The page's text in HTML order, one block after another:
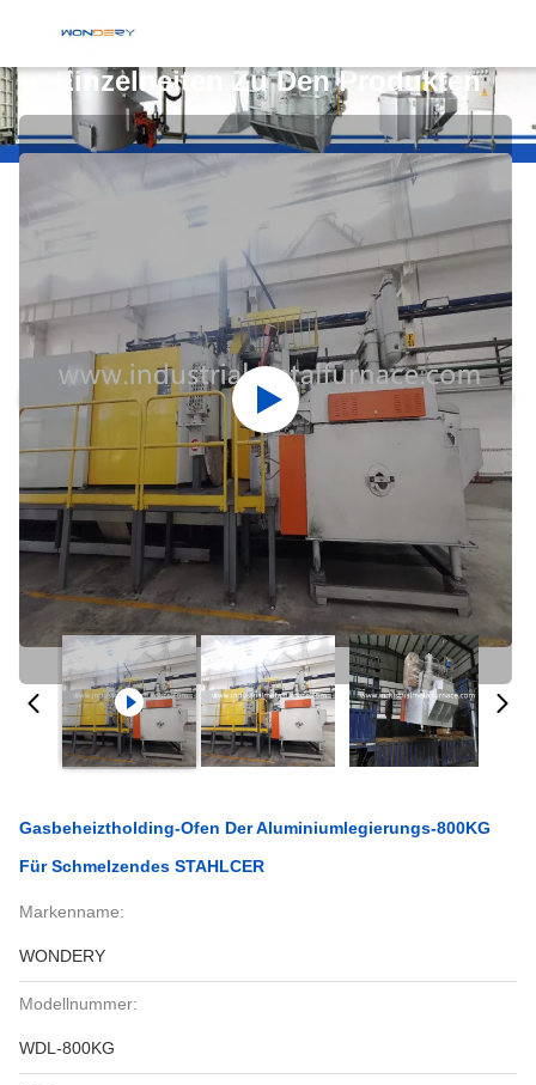
Einzelheiten Zu Den Produkten
Gasbeheiztholding-Ofen Der Aluminiumlegierungs-800KG
Für Schmelzendes STAHLCER
Markenname:
WONDERY
Modellnummer:
WDL-800KG